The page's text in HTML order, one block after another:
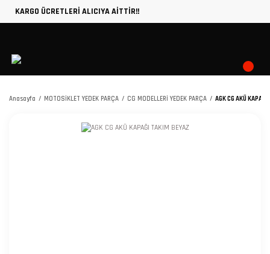
KARGO ÜCRETLERİ ALICIYA AİTTİR!!
Anasayfa MOTOSİKLET YEDEK PARÇA CG MODELLERİ YEDEK PARÇA AGK CG AKÜ